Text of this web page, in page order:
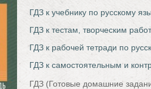
ГДЗ к учебнику по русскому
ГДЗ к тестам, творческим
ГДЗ к рабочей тетради по
ГДЗ к самостоятельным и
ГДЗ (Готовые домашние